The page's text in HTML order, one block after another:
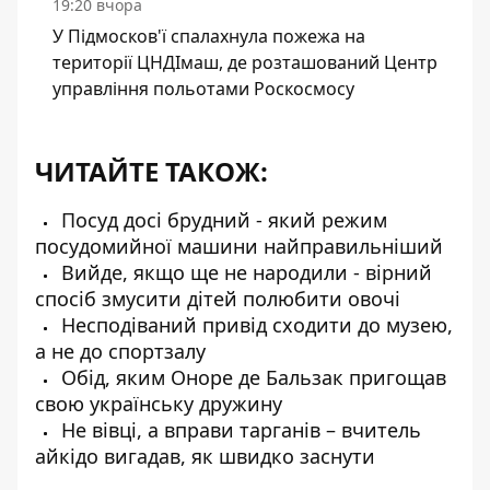
19:20 вчора
У Підмосков'ї спалахнула пожежа на
території ЦНДІмаш, де розташований Центр
управління польотами Роскосмосу
ЧИТАЙТЕ ТАКОЖ:
Посуд досі брудний - який режим
посудомийної машини найправильніший
Вийде, якщо ще не народили - вірний
спосіб змусити дітей полюбити овочі
Несподіваний привід сходити до музею,
а не до спортзалу
Обід, яким Оноре де Бальзак пригощав
свою українську дружину
Не вівці, а вправи тарганів – вчитель
айкідо вигадав, як швидко заснути